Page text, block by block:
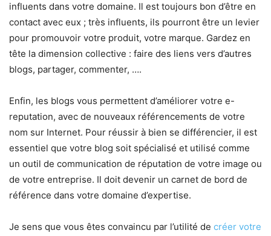
influents dans votre domaine. Il est toujours bon d’être en
contact avec eux ; très influents, ils pourront être un levier
pour promouvoir votre produit, votre marque. Gardez en
tête la dimension collective : faire des liens vers d’autres
blogs, partager, commenter, ….
Enfin, les blogs vous permettent d’améliorer votre e-
reputation, avec de nouveaux référencements de votre
nom sur Internet. Pour réussir à bien se différencier, il est
essentiel que votre blog soit spécialisé et utilisé comme
un outil de communication de réputation de votre image ou
de votre entreprise. Il doit devenir un carnet de bord de
référence dans votre domaine d’expertise.
Je sens que vous êtes convaincu par l’utilité de créer votre